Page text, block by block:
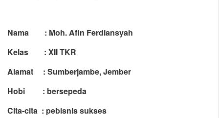
Nama : Moh. Afin Ferdiansyah
Kelas : XII TKR
Alamat : Sumberjambe, Jember
Hobi : bersepeda
Cita-cita : pebisnis sukses